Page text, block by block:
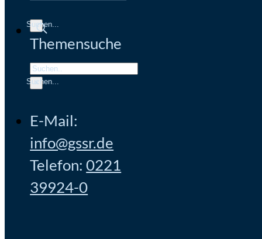
Themensuche
Search
×
E-Mail:
info@gssr.de
Telefon:0221
39924-0